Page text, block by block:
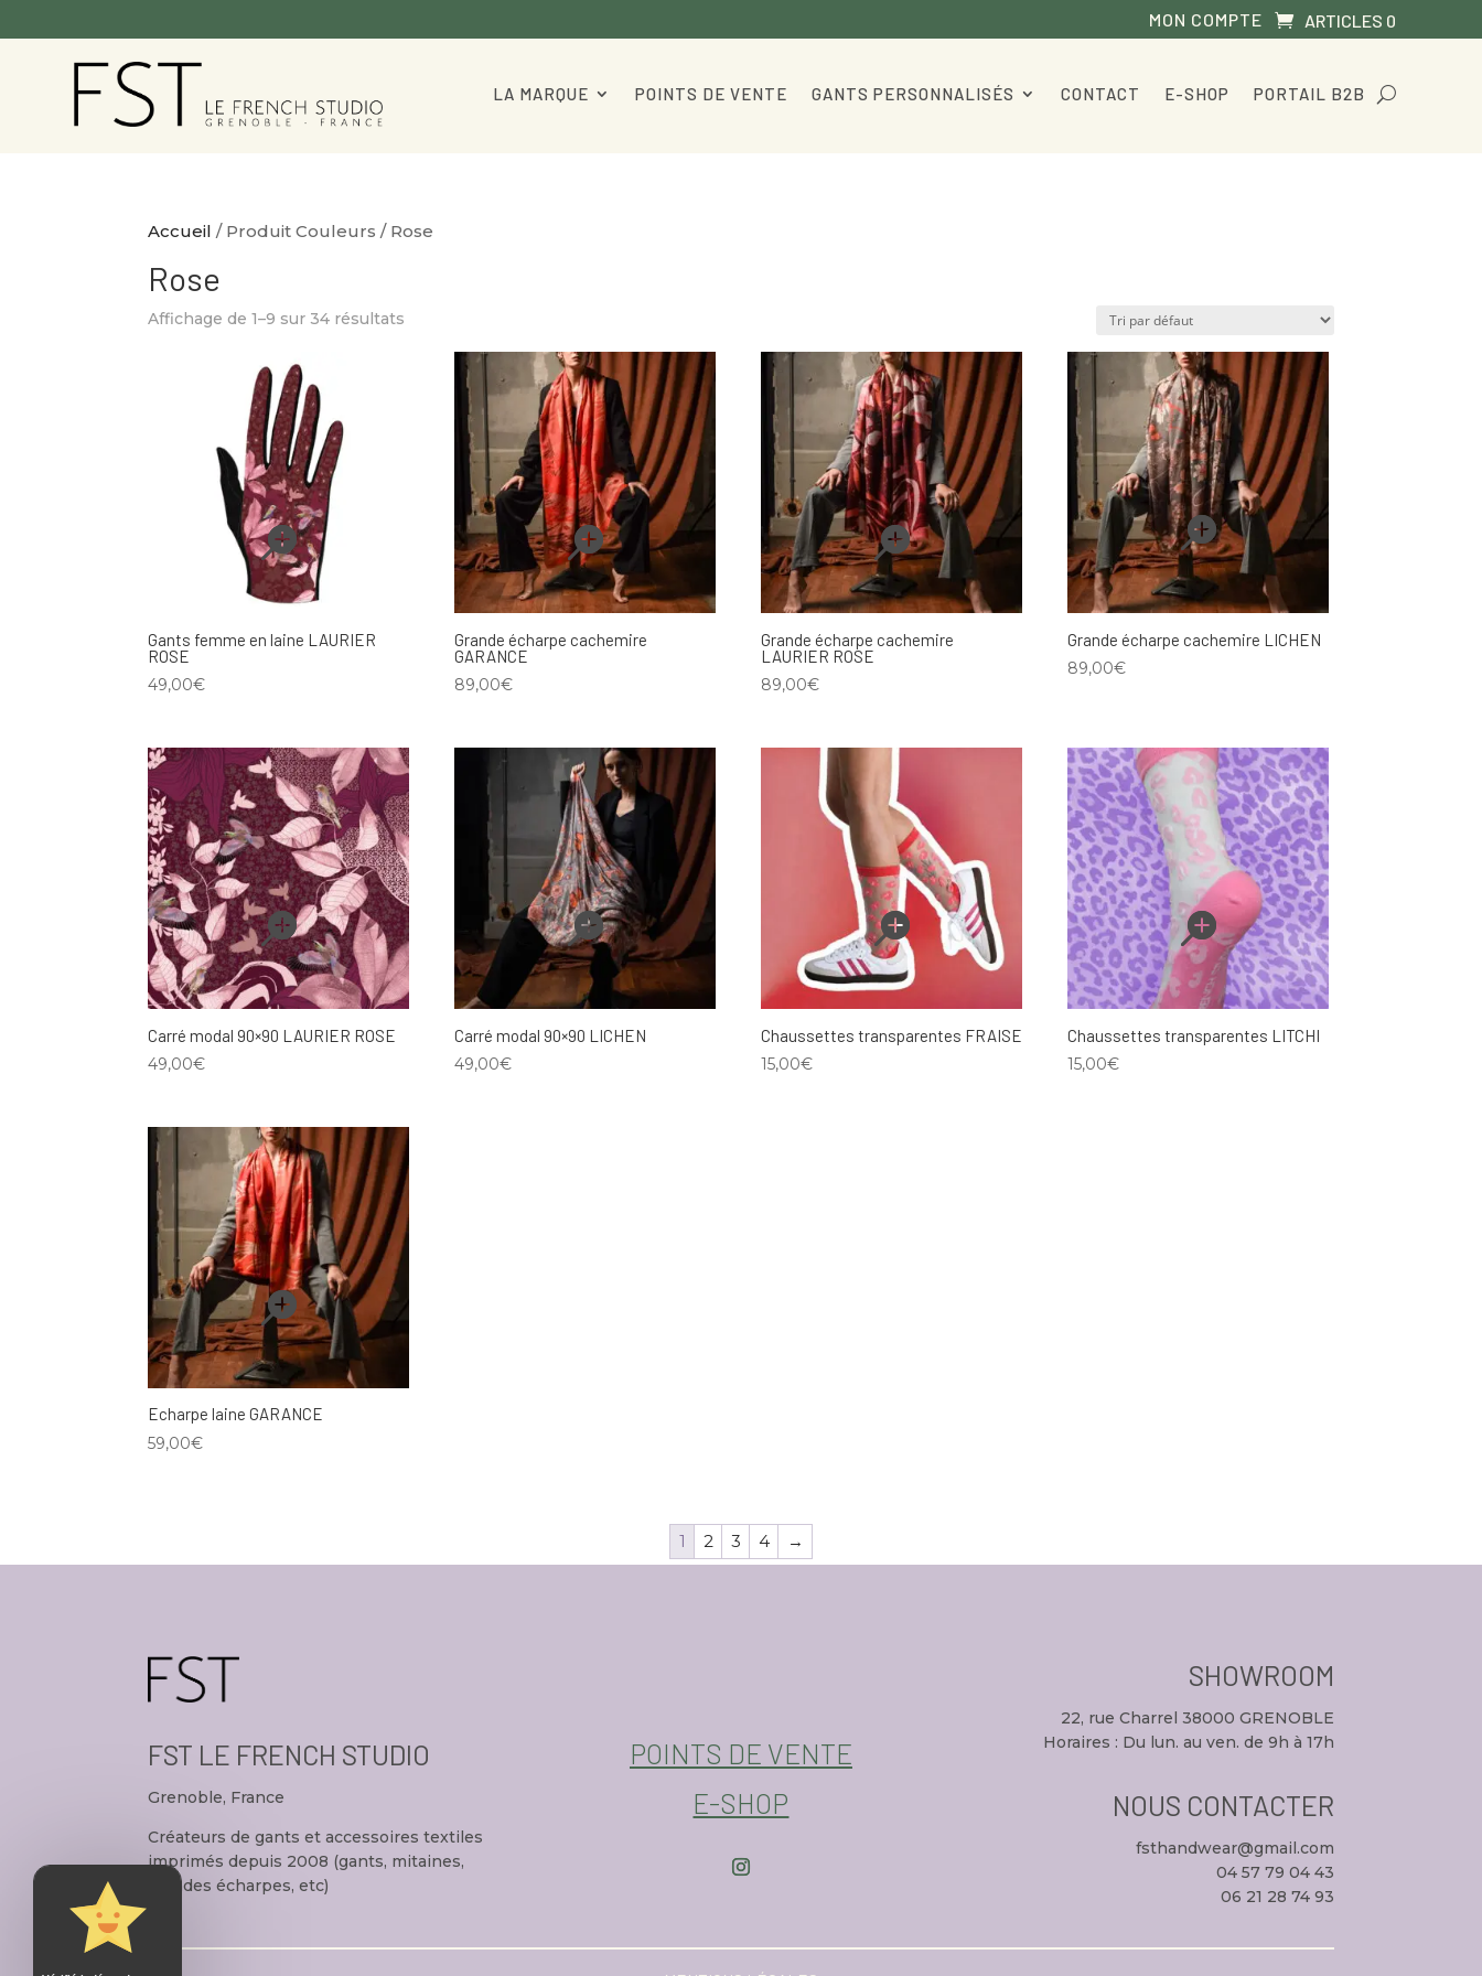
MON COMPTE ARTICLES 0
LA MARQUE POINTS DE VENTE GANTS PERSONNALISÉS CONTACT E-SHOP PORTAIL B2B
Accueil / Produit Couleurs / Rose
Rose
Affichage de 1–9 sur 34 résultats
Gants femme en laine LAURIER
ROSE
49,00€
Grande écharpe cachemire
GARANCE
89,00€
Grande écharpe cachemire
LAURIER ROSE
89,00€
Grande écharpe cachemire LICHEN
89,00€
Carré modal 90×90 LAURIER ROSE
49,00€
Carré modal 90×90 LICHEN
49,00€
Chaussettes transparentes FRAISE
15,00€
Chaussettes transparentes LITCHI
15,00€
Echarpe laine GARANCE
59,00€
1 2 3 4 →
FST LE FRENCH STUDIO
Grenoble, France
Créateurs de gants et accessoires textiles
imprimés depuis 2008 (gants, mitaines,
grandes écharpes, etc)
POINTS DE VENTE
E-SHOP
SHOWROOM
22, rue Charrel 38000 GRENOBLE
Horaires : Du lun. au ven. de 9h à 17h
NOUS CONTACTER
fsthandwear@gmail.com
04 57 79 04 43
06 21 28 74 93